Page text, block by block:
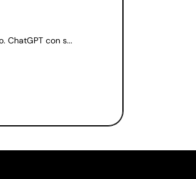
ChatGPT con s...